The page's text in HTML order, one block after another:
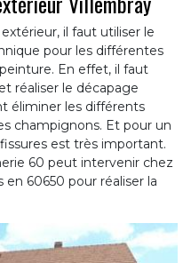
il faut utiliser le
pour les différentes
En effet, il faut
réaliser le décapage
éliminer les différents
champignons. Et pour un
est très important.
60 peut intervenir chez
en 60650 pour réaliser la